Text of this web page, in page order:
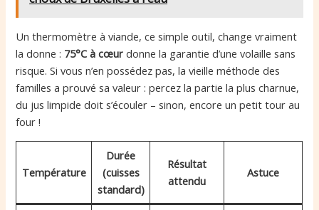
Un thermomètre à viande, ce simple outil, change vraiment
la donne : 75°C à cœur donne la garantie d’une volaille sans
risque. Si vous n’en possédez pas, la vieille méthode des
familles a prouvé sa valeur : percez la partie la plus charnue,
du jus limpide doit s’écouler – sinon, encore un petit tour au
four !
Température
Durée
(cuisses
standard)
Résultat
attendu
Astuce